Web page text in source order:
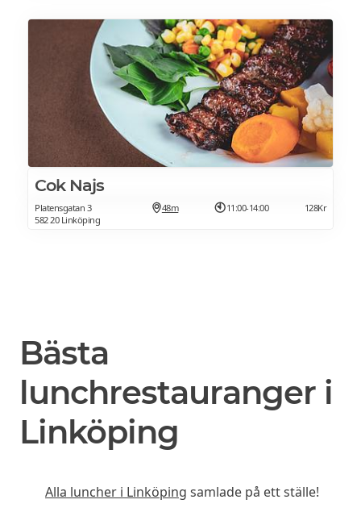
Cok Najs
Platensgatan 3
582 20 Linköping
48m 11:00-14:00 128Kr
Bästa
lunchrestauranger i
Linköping
Alla luncher i Linköping samlade på ett ställe!